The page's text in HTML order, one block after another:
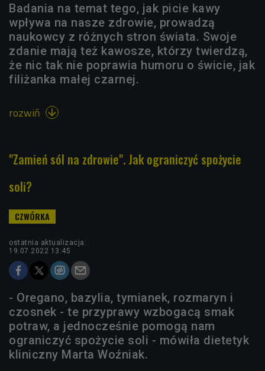
Badania na temat tego, jak picie kawy
wpływa na nasze zdrowie, prowadzą
naukowcy z różnych stron świata. Swoje
zdanie mają też kawosze, którzy twierdzą,
że nic tak nie poprawia humoru o świcie, jak
filiżanka małej czarnej.
rozwiń 
"Zamień sól na zdrowie". Jak ograniczyć spożycie
soli?
ostatnia aktualizacja:
19.07.2022 13:45
- Oregano, bazylia, tymianek, rozmaryn i
czosnek - te przyprawy wzbogacą smak
potraw, a jednocześnie pomogą nam
ograniczyć spożycie soli - mówiła dietetyk
kliniczny Marta Woźniak.